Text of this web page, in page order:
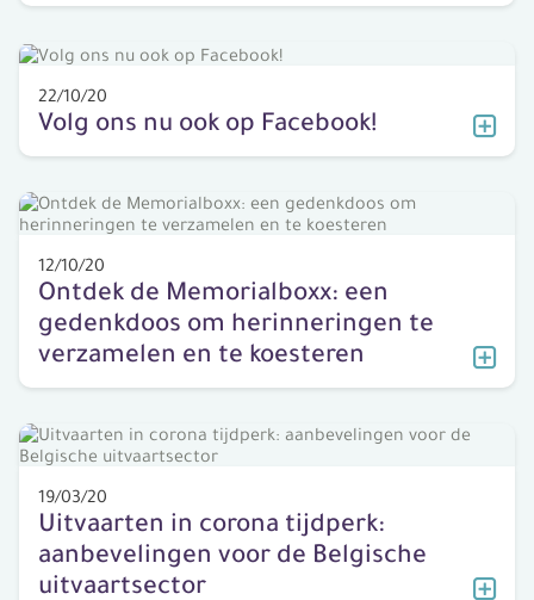
22/10/20
Volg ons nu ook op Facebook!
12/10/20
Ontdek de Memorialboxx: een
gedenkdoos om herinneringen te
verzamelen en te koesteren
19/03/20
Uitvaarten in corona tijdperk:
aanbevelingen voor de Belgische
uitvaartsector